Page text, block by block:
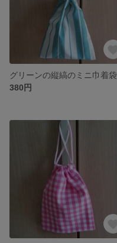
グリーンの縦縞のミニ巾着袋
380円